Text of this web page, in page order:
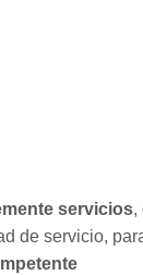
servicios,
de servicio,